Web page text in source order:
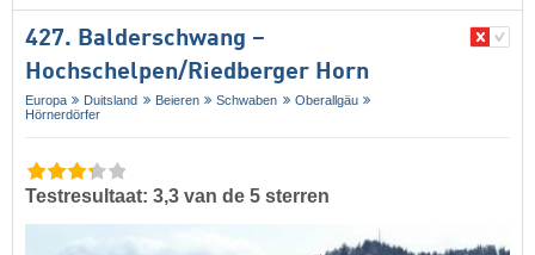
427. Balderschwang –
Hochschelpen/​Riedberger Horn
Europa Duitsland Beieren Schwaben
Oberallgäu
Hörnerdörfer
Testresultaat: 3,3 van de 5 sterren